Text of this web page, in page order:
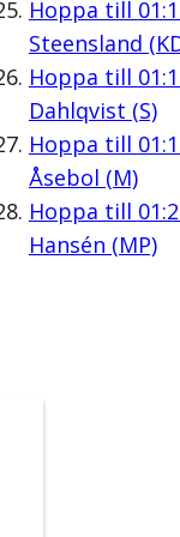
Hoppa till
Steensland
Hoppa till
Dahlqvist (S)
Hoppa till
Åsebol (M)
Hoppa till
Hansén (MP)